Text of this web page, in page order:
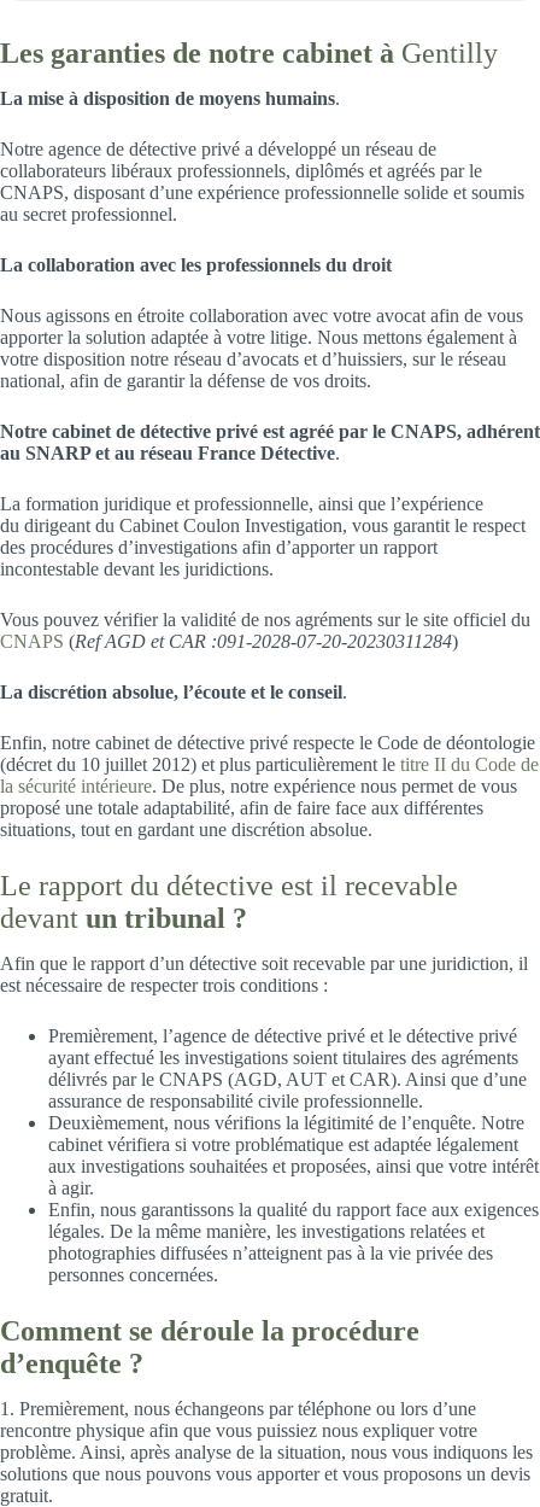
Les garanties de notre cabinet à Gentilly
La mise à disposition de moyens humains.
Notre agence de détective privé a développé un réseau de
collaborateurs libéraux professionnels, diplômés et agréés par le
CNAPS, disposant d’une expérience professionnelle solide et soumis
au secret professionnel.
La collaboration avec les professionnels du droit
Nous agissons en étroite collaboration avec votre avocat afin de vous
apporter la solution adaptée à votre litige. Nous mettons également à
votre disposition notre réseau d’avocats et d’huissiers, sur le réseau
national, afin de garantir la défense de vos droits.
Notre cabinet de détective privé est agréé par le CNAPS, adhérent
au SNARP et au réseau France Détective.
La formation juridique et professionnelle, ainsi que l’expérience
du dirigeant du Cabinet Coulon Investigation, vous garantit le respect
des procédures d’investigations afin d’apporter un rapport
incontestable devant les juridictions.
Vous pouvez vérifier la validité de nos agréments sur le site officiel du
CNAPS (Ref AGD et CAR :091-2028-07-20-20230311284)
La discrétion absolue, l’écoute et le conseil.
Enfin, notre cabinet de détective privé respecte le Code de déontologie
(décret du 10 juillet 2012) et plus particulièrement le titre II du Code de
la sécurité intérieure. De plus, notre expérience nous permet de vous
proposé une totale adaptabilité, afin de faire face aux différentes
situations, tout en gardant une discrétion absolue.
Le rapport du détective est il recevable
devant un tribunal ?
Afin que le rapport d’un détective soit recevable par une juridiction, il
est nécessaire de respecter trois conditions :
Premièrement, l’agence de détective privé et le détective privé
ayant effectué les investigations soient titulaires des agréments
délivrés par le CNAPS (AGD, AUT et CAR). Ainsi que d’une
assurance de responsabilité civile professionnelle.
Deuxièmement, nous vérifions la légitimité de l’enquête. Notre
cabinet vérifiera si votre problématique est adaptée légalement
aux investigations souhaitées et proposées, ainsi que votre intérêt
à agir.
Enfin, nous garantissons la qualité du rapport face aux exigences
légales. De la même manière, les investigations relatées et
photographies diffusées n’atteignent pas à la vie privée des
personnes concernées.
Comment se déroule la procédure
d’enquête ?
1. Premièrement, nous échangeons par téléphone ou lors d’une
rencontre physique afin que vous puissiez nous expliquer votre
problème. Ainsi, après analyse de la situation, nous vous indiquons les
solutions que nous pouvons vous apporter et vous proposons un devis
gratuit.